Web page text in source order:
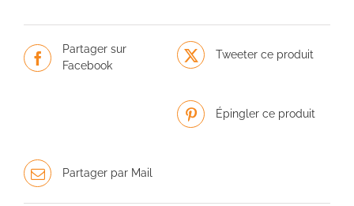
Partager sur
Facebook
Tweeter ce produit
Épingler ce produit
Partager par Mail